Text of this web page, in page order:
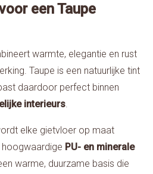
een Taupe
warmte, elegantie en rust
Taupe is een natuurlijke tint
daardoor perfect binnen
interieurs.
elke gietvloer op maat
PU- en minerale
warme, duurzame basis die